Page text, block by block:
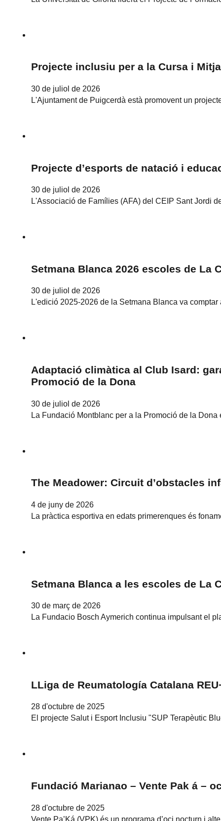
Projecte inclusiu per a la Cursa i
30 de juliol de 2026
L'Ajuntament de Puigcerdà està promovent un
Projecte d’esports de natació i
30 de juliol de 2026
L'Associació de Famílies (AFA) del CEIP Sant Jordi
Setmana Blanca 2026 escoles de La
30 de juliol de 2026
L'edició 2025-2026 de la Setmana Blanca va
Adaptació climàtica al Club Isard:
Promoció de la Dona
30 de juliol de 2026
La Fundació Montblanc per a la Promoció de la
The Meadower: Circuit d’obstacles
4 de juny de 2026
La pràctica esportiva en edats primerenques és
Setmana Blanca a les escoles de La
30 de març de 2026
La Fundacio Bosch Aymerich continua impulsant el
LLiga de Reumatología Catalana
28 d'octubre de 2025
El projecte Salut i Esport Inclusiu "SUP Terapèutic
Fundació Marianao – Vente Pak á –
28 d'octubre de 2025
Vente Pa’Ká (VPK) és un programa d’oci nocturn i